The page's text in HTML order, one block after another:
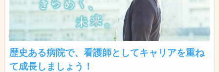
歴史ある病院で、看護師としてキャリアを重ね
て成長しましょう！